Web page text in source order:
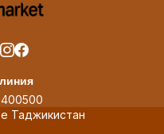
Таджикистан